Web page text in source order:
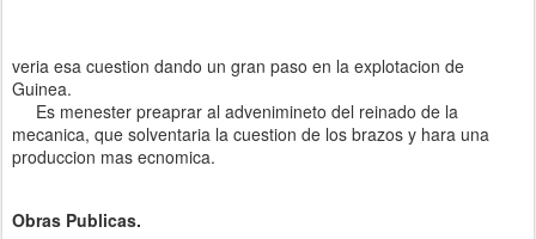
veria esa cuestion dando un gran paso en la explotacion de
Guinea.
Es menester preaprar al advenimineto del reinado de la
mecanica, que solventaria la cuestion de los brazos y hara una
produccion mas ecnomica.
Obras Publicas.